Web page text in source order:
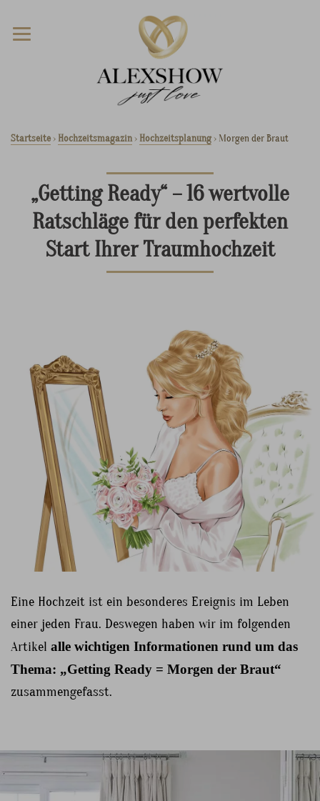
Startseite›Hochzeitsmagazin›Hochzeitsplanung› Morgen der Braut
„Getting Ready“ – 16 wertvolle
Ratschläge für den perfekten
Start Ihrer Traumhochzeit
Eine Hochzeit ist ein besonderes Ereignis im Leben
einer jeden Frau. Deswegen haben wir im folgenden
Artikel alle wichtigen Informationen rund um das
Thema: „Getting Ready = Morgen der Braut“
zusammengefasst.